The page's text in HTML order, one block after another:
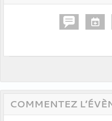
COMMENTEZ